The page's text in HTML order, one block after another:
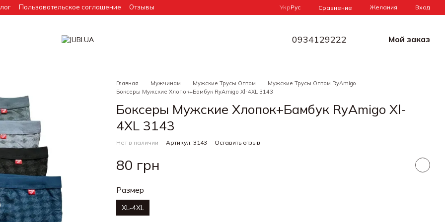
Пользовательское соглашение
Отзывы
УкрРус Сравнение Желания Вход
0934129222 Мой заказ
Главная Мужчинам Мужские Трусы Оптом
Мужские Трусы Оптом RyAmigo
Боксеры Мужские Хлопок+Бамбук RyAmigо Xl-4XL 3143
Боксеры Мужские Хлопок+Бамбук RyAmigо Xl-
4XL 3143
Нет в наличии Артикул: 3143 Оставить отзыв
80 грн
Размер
XL-4XL